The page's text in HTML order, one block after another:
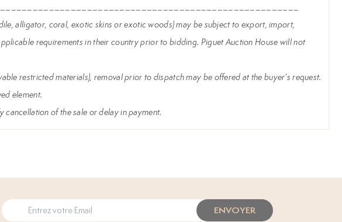
alligator, coral, exotic skins or exotic woods) may be subject to export, import,
requirements in their country prior to bidding. Piguet Auction House will not
restricted materials), removal prior to dispatch may be offered at the buyer’s request.
element.
of the sale or delay in payment.
ENVOYER